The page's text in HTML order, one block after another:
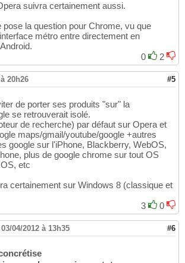
suivra certainement aussi.
pose la question pour Chrome, vu que
métro entre directement en
0
2
20h26 #5
de porter ses produits "sur" la
se retrouverait isolé.
de recherche) par défaut sur Opera et
maps/gmail/youtube/google +autres
google sur l'iPhone, Blackberry, WebOS,
plus de google chrome sur tout OS
etc
certainement sur Windows 8 (classique et
3
0
03/04/2012 à 13h35 #6